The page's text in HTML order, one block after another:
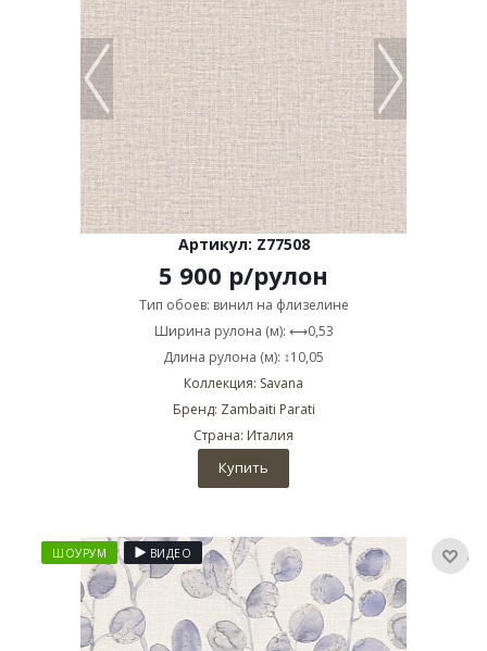
Артикул: Z77508
5 900 р/рулон
Тип обоев: винил на флизелине
Ширина рулона (м): ⟷0,53
Длина рулона (м): ↕10,05
Коллекция: Savana
Бренд: Zambaiti Parati
Страна: Италия
Купить
ШОУРУМ ВИДЕО